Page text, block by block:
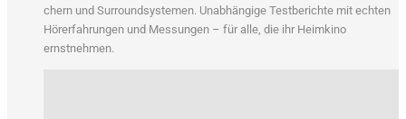
chern und Sur­round­sys­te­men. Unab­hän­gi­ge Test­be­rich­te mit ech­ten
Hör­erfah­run­gen und Mes­sun­gen – für alle, die ihr Heim­ki­no
ernstnehmen.